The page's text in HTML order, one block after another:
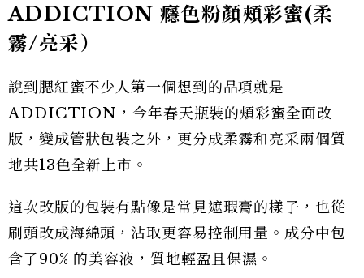
ADDICTION 癮色粉顏頰彩蜜(柔
霧/亮采）
說到腮紅蜜不少人第一個想到的品項就是
ADDICTION，今年春天瓶裝的頰彩蜜全面改
版，變成管狀包裝之外，更分成柔霧和亮采兩個質
地共13色全新上市。
這次改版的包裝有點像是常見遮瑕膏的樣子，也從
刷頭改成海綿頭，沾取更容易控制用量。成分中包
含了90% 的美容液，質地輕盈且保濕。